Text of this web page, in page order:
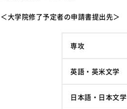
＜大学院修了予定者の申請書提出先＞
専攻
英語・英米文学
日本語・日本文学